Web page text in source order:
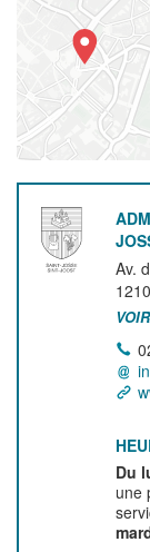
Av.
1210
Du
une